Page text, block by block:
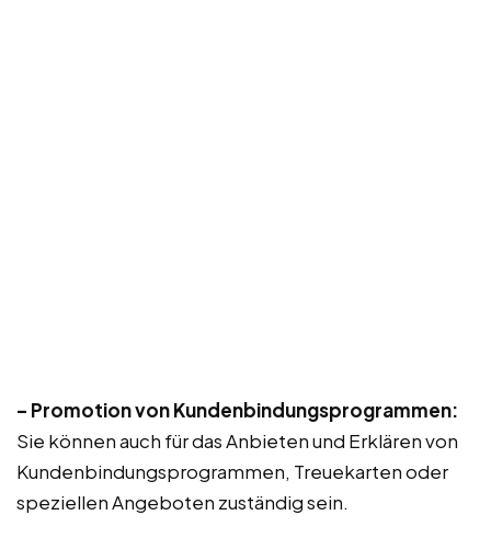
– Promotion von Kundenbindungsprogrammen:
Sie können auch für das Anbieten und Erklären von
Kundenbindungsprogrammen, Treuekarten oder
speziellen Angeboten zuständig sein.